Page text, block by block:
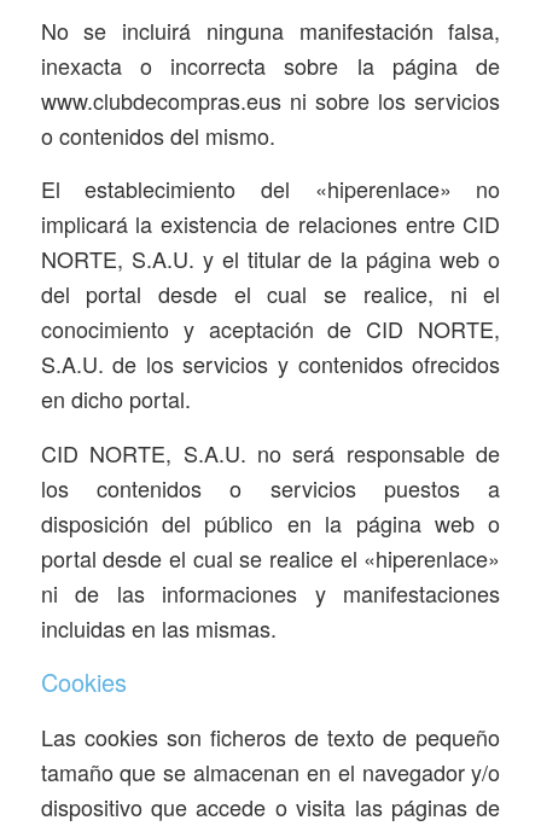
No se incluirá ninguna manifestación falsa,
inexacta o incorrecta sobre la página de
www.clubdecompras.eus ni sobre los servicios
o contenidos del mismo.
El establecimiento del «hiperenlace» no
implicará la existencia de relaciones entre CID
NORTE, S.A.U. y el titular de la página web o
del portal desde el cual se realice, ni el
conocimiento y aceptación de CID NORTE,
S.A.U. de los servicios y contenidos ofrecidos
en dicho portal.
CID NORTE, S.A.U. no será responsable de
los contenidos o servicios puestos a
disposición del público en la página web o
portal desde el cual se realice el «hiperenlace»
ni de las informaciones y manifestaciones
incluidas en las mismas.
Cookies
Las cookies son ficheros de texto de pequeño
tamaño que se almacenan en el navegador y/o
dispositivo que accede o visita las páginas de